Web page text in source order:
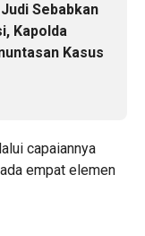
Sebabkan
Kapolda
Kasus
capaiannya
empat elemen